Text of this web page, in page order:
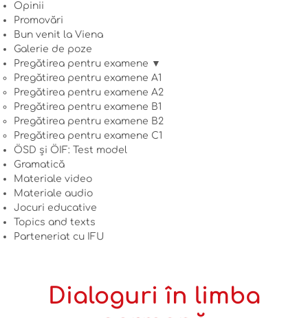
Opinii
Promovări
Bun venit la Viena
Galerie de poze
Pregătirea pentru examene ▼
Pregătirea pentru examene A1
Pregătirea pentru examene A2
Pregătirea pentru examene B1
Pregătirea pentru examene B2
Pregătirea pentru examene C1
ÖSD și ÖIF: Test model
Gramatică
Materiale video
Materiale audio
Jocuri educative
Topics and texts
Parteneriat cu IFU
Dialoguri în limba